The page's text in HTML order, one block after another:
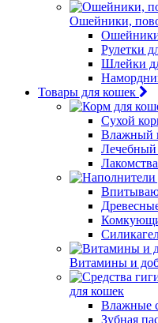
Ошейники,
Ошейники
Рулетки
Шлейки
Товары для кошек
Сухой
Влажный
Лечебный
Витамины и
для кошек
Влажные
Зубная